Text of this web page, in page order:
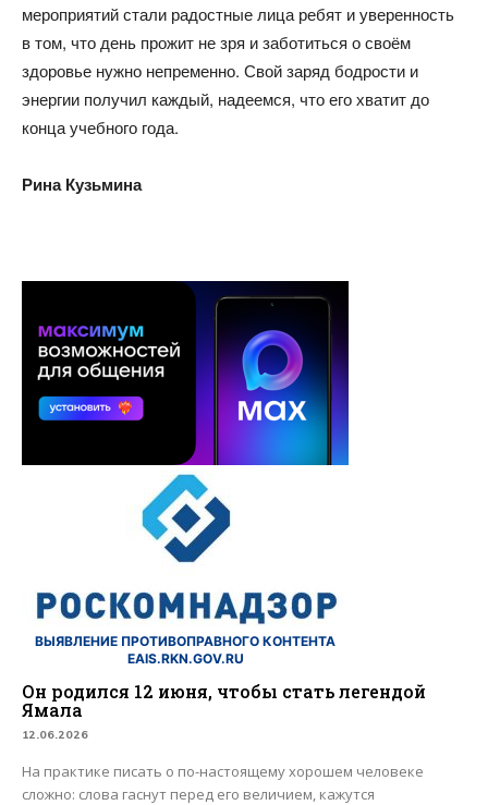
мероприятий стали радостные лица ребят и уверенность
в том, что день прожит не зря и заботиться о своём
здоровье нужно непременно. Свой заряд бодрости и
энергии получил каждый, надеемся, что его хватит до
конца учебного года.
Рина Кузьмина
ВЫЯВЛЕНИЕ ПРОТИВОПРАВНОГО КОНТЕНТА
EAIS.RKN.GOV.RU
Он родился 12 июня, чтобы стать легендой
Ямала
12.06.2026
На практике писать о по-настоящему хорошем человеке
сложно: слова гаснут перед его величием, кажутся